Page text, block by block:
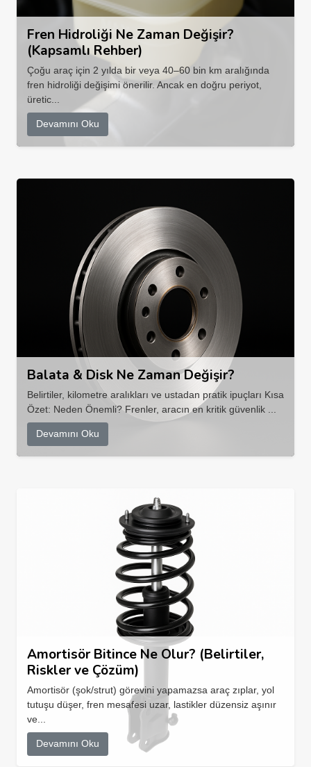
Fren Hidroliği Ne Zaman Değişir?
(Kapsamlı Rehber)
Çoğu araç için 2 yılda bir veya 40–60 bin km aralığında
fren hidroliği değişimi önerilir. Ancak en doğru periyot,
üretic...
Devamını Oku
Balata & Disk Ne Zaman Değişir?
Belirtiler, kilometre aralıkları ve ustadan pratik ipuçları Kısa
Özet: Neden Önemli? Frenler, aracın en kritik güvenlik ...
Devamını Oku
Amortisör Bitince Ne Olur? (Belirtiler,
Riskler ve Çözüm)
Amortisör (şok/strut) görevini yapamazsa araç zıplar, yol
tutuşu düşer, fren mesafesi uzar, lastikler düzensiz aşınır
ve...
Devamını Oku